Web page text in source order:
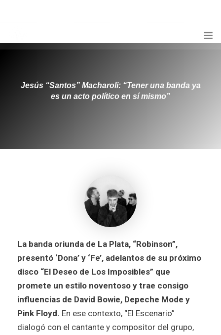
¿QUIÉNES SOMOS?
Jesús “Santos” Macharoli: “Tener una banda ya
es un acto político en sí mismo”
La banda oriunda de La Plata, “Robinson”,
presentó ‘Dona’ y ‘Fe’, adelantos de su próximo
disco “El Deseo de Los Imposibles” que
promete un estilo noventoso y trae consigo
influencias de David Bowie, Depeche Mode y
Pink Floyd. En ese contexto, “El Escenario”
dialogó con el cantante y compositor del grupo,